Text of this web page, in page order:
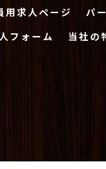
用求人ページ
パ
フォーム
当社の